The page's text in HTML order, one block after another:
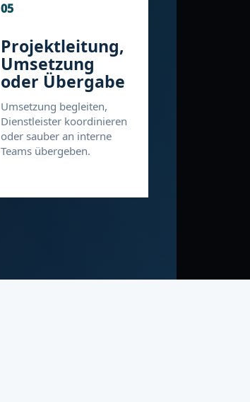
05
Projektleitung,
Umsetzung
oder Übergabe
Umsetzung begleiten,
Dienstleister koordinieren
oder sauber an interne
Teams übergeben.